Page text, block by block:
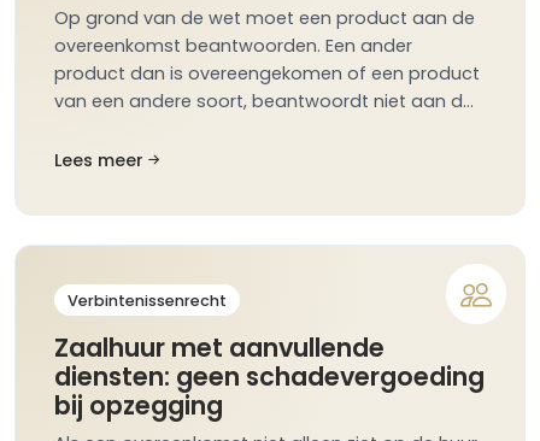
Op grond van de wet moet een product aan de
overeenkomst beantwoorden. Een ander
product dan is overeengekomen of een product
van een andere soort, beantwoordt niet aan d…
Lees meer
Verbintenissenrecht
Zaalhuur met aanvullende
diensten: geen schadevergoeding
bij opzegging